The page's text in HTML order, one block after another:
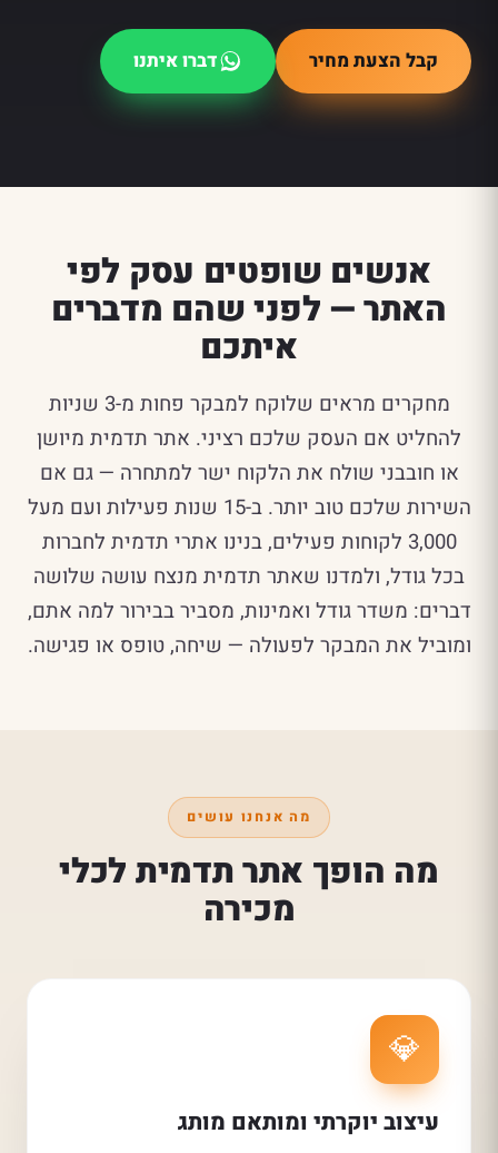
קבל הצעת מחיר דברו איתנו
אנשים שופטים עסק לפי
האתר — לפני שהם מדברים
איתכם
מחקרים מראים שלוקח למבקר פחות מ-3 שניות
להחליט אם העסק שלכם רציני. אתר תדמית מיושן
או חובבני שולח את הלקוח ישר למתחרה — גם אם
השירות שלכם טוב יותר. ב-15 שנות פעילות ועם מעל
3,000 לקוחות פעילים, בנינו אתרי תדמית לחברות
בכל גודל, ולמדנו שאתר תדמית מנצח עושה שלושה
דברים: משדר גודל ואמינות, מסביר בבירור למה אתם,
ומוביל את המבקר לפעולה — שיחה, טופס או פגישה.
מה אנחנו עושים
מה הופך אתר תדמית לכלי
מכירה
💎
עיצוב יוקרתי ומותאם מותג